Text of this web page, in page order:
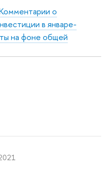
о
в январе-
на фоне общей